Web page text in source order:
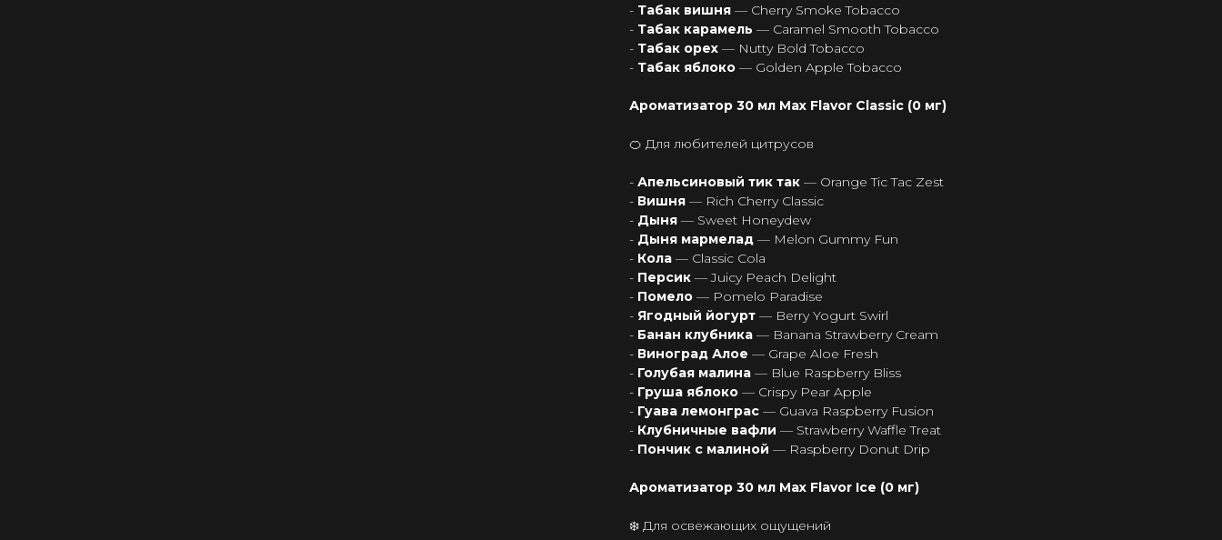
- Табак вишня — Cherry Smoke Tobacco
- Табак карамель — Caramel Smooth Tobacco
- Табак орех — Nutty Bold Tobacco
- Табак яблоко — Golden Apple Tobacco
Ароматизатор 30 мл Max Flavor Classic (0 мг)
🍊 Для любителей цитрусов
- Апельсиновый тик так — Orange Tic Tac Zest
- Вишня — Rich Cherry Classic
- Дыня — Sweet Honeydew
- Дыня мармелад — Melon Gummy Fun
- Кола — Classic Cola
- Персик — Juicy Peach Delight
- Помело — Pomelo Paradise
- Ягодный йогурт — Berry Yogurt Swirl
- Банан клубника — Banana Strawberry Cream
- Виноград Алое — Grape Aloe Fresh
- Голубая малина — Blue Raspberry Bliss
- Груша яблоко — Crispy Pear Apple
- Гуава лемонграс — Guava Raspberry Fusion
- Клубничные вафли — Strawberry Waffle Treat
- Пончик с малиной — Raspberry Donut Drip
Ароматизатор 30 мл Max Flavor Ice (0 мг)
❄️ Для освежающих ощущений